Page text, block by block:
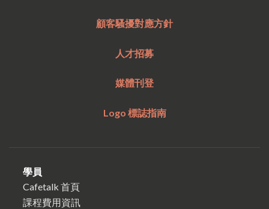
顧客騷擾對應方針
人才招募
媒體刊登
Logo 標誌指南
學員
Cafetalk 首頁
課程費用資訊